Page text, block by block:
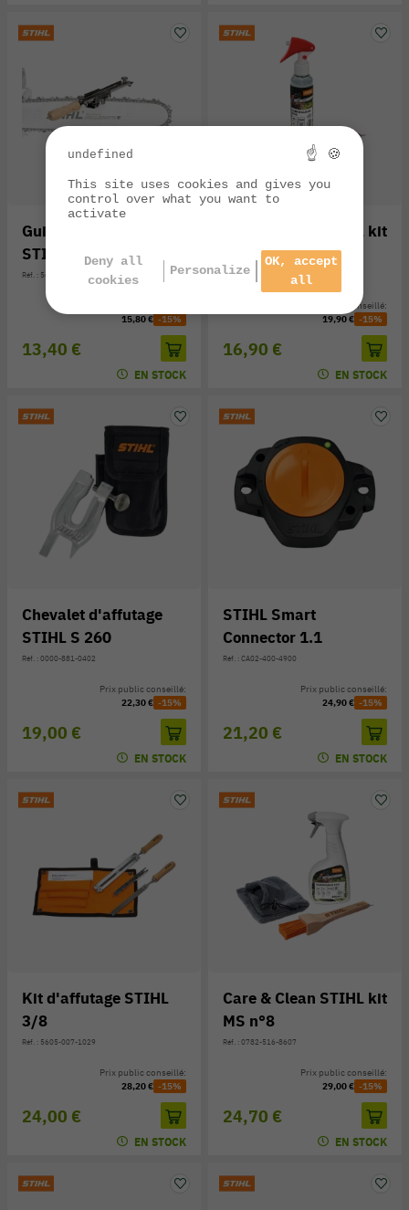
Guide d'affûtage
STIHL FF1, 3/8
Réf. : 5614-000-7500
13,40 €
15,80 € -15%
EN STOCK
Care & Clean STIHL kit
MS n°7
Réf. : 0782-516-8606
16,90 €
Prix public conseillé:
19,90 € -15%
EN STOCK
Chevalet d'affutage
STIHL S 260
Réf. : 0000-881-0402
19,00 €
Prix public conseillé:
22,30 € -15%
EN STOCK
STIHL Smart
Connector 1.1
Réf. : CA02-400-4900
21,20 €
Prix public conseillé:
24,90 € -15%
EN STOCK
Kit d'affutage STIHL
3/8
Réf. : 5605-007-1029
24,00 €
Prix public conseillé:
28,20 € -15%
EN STOCK
Care & Clean STIHL kit
MS n°8
Réf. : 0782-516-8607
24,70 €
Prix public conseillé:
29,00 € -15%
EN STOCK
undefined ☝ 🍪
This site uses cookies and gives you
control over what you want to
activate
Deny all
cookies
Personalize
OK, accept
all